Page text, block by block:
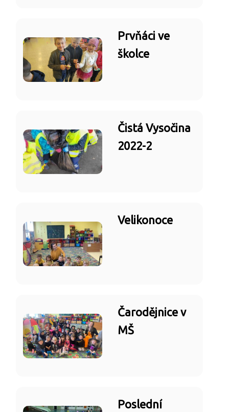
Prvňáci ve
školce
Čistá Vysočina
2022-2
Velikonoce
Čarodějnice v
MŠ
Poslední